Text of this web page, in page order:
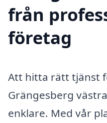
från
företag
Att hitta rätt tjänst
Grängesberg
enklare. Med vår